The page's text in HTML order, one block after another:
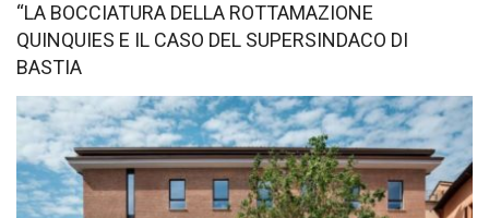
“LA BOCCIATURA DELLA ROTTAMAZIONE
QUINQUIES E IL CASO DEL SUPERSINDACO DI
BASTIA